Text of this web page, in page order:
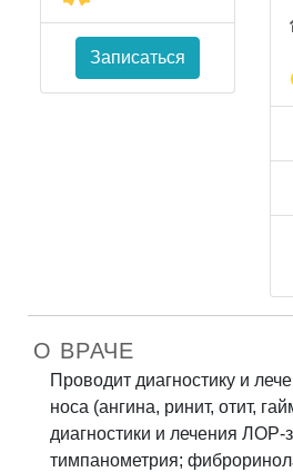
Записаться
О ВРАЧЕ
Проводит диагностику и
носа (ангина, ринит, отит,
диагностики и лечения ЛОР-
тимпанометрия;